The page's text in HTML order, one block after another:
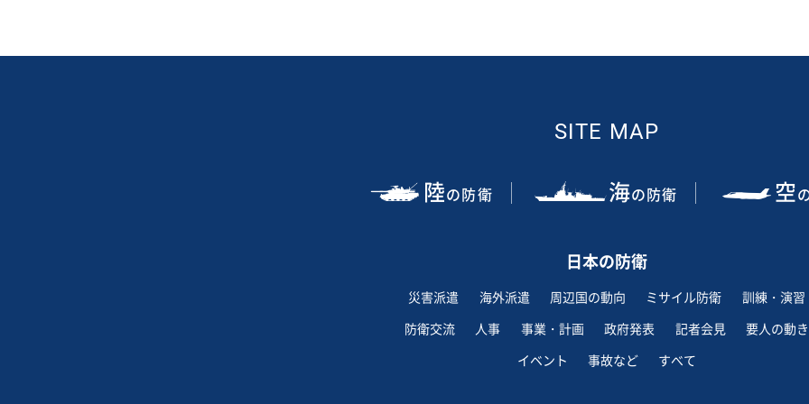
SITE MAP
陸の防衛 海の防衛 空
日本の防衛
災害派遣 海外派遣 周辺国の動向 ミサイル防衛
訓練・演習
防衛交流
人事 事業・計画 政府発表 記者会見
要人の動き
イベント
事故など すべて